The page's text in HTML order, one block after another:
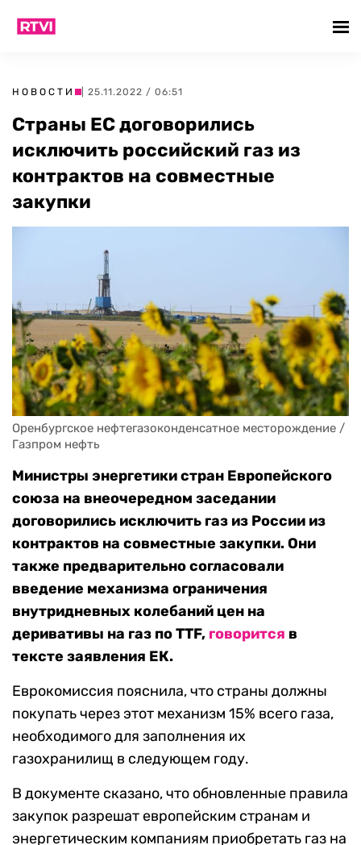
НОВОСТИ | 25.11.2022 / 06:51
Страны ЕС договорились
исключить российский газ из
контрактов на совместные
закупки
Оренбургское нефтегазоконденсатное месторождение /
Газпром нефть
Министры энергетики стран Европейского
союза на внеочередном заседании
договорились исключить газ из России из
контрактов на совместные закупки. Они
также предварительно согласовали
введение механизма ограничения
внутридневных колебаний цен на
деривативы на газ по TTF, говорится в
тексте заявления ЕК.
Еврокомиссия пояснила, что страны должны
покупать через этот механизм 15% всего газа,
необходимого для заполнения их
газохранилищ в следующем году.
В документе сказано, что обновленные правила
закупок разрешат европейским странам и
энергетическим компаниям приобретать газ на